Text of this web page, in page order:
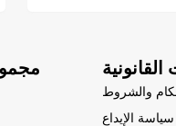
القانونية
والشروط
سياسة الإيداع